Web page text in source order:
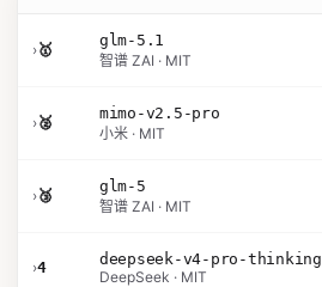
›🥇
glm-5.1
智谱 ZAI · MIT
›🥈
mimo-v2.5-pro
小米 · MIT
›🥉
glm-5
智谱 ZAI · MIT
›4
deepseek-v4-pro-thinking
DeepSeek · MIT